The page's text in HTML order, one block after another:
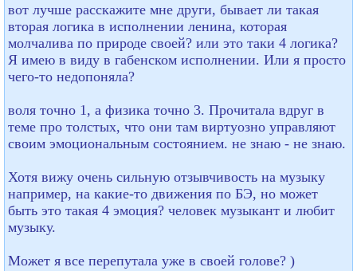
вот лучше расскажите мне други, бывает ли такая
вторая логика в исполнении ленина, которая
молчалива по природе своей? или это таки 4 логика?
Я имею в виду в габенском исполнении. Или я просто
чего-то недопоняла?
воля точно 1, а физика точно 3. Прочитала вдруг в
теме про толстых, что они там виртуозно управляют
своим эмоциональным состоянием. не знаю - не знаю.
Хотя вижу очень сильную отзывчивость на музыку
например, на какие-то движения по БЭ, но может
быть это такая 4 эмоция? человек музыкант и любит
музыку.
Может я все перепутала уже в своей голове? )